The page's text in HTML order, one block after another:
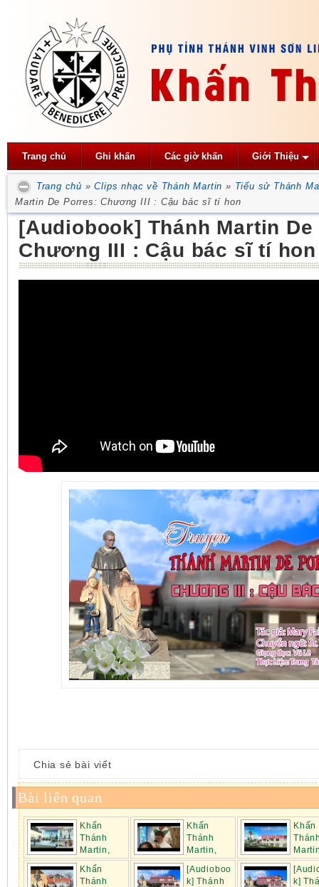
Trang chủ Ghi khấn Các giờ khấn Giới Thiệu
Trang chủ »Clips nhạc về Thánh Martin » Tiểu sử Thánh
Martin De Porres: Chương III : Cậu bác sĩ tí hon
[Audiobook] Thánh Martin
Chương III : Cậu bác sĩ tí hon
Chia sẻ bài viết
Bài liên quan
Khấn
Thánh
Martin,
ngày 20.01.2025
Khấn
Thánh
Martin,
ngày 13.01.2025
Khấn
ngày 06.01.2025
Khấn
Thánh
[Audioboo
k] Thánh
k]